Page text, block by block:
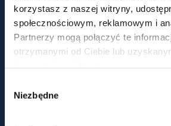
korzystasz z naszej witryny,
społecznościowym, reklamowym i
Partnerzy mogą połączyć te
otrzymanymi od Ciebie lub
zgody
Niezbędne
CIESZANÓW ROCK FESTIWAL